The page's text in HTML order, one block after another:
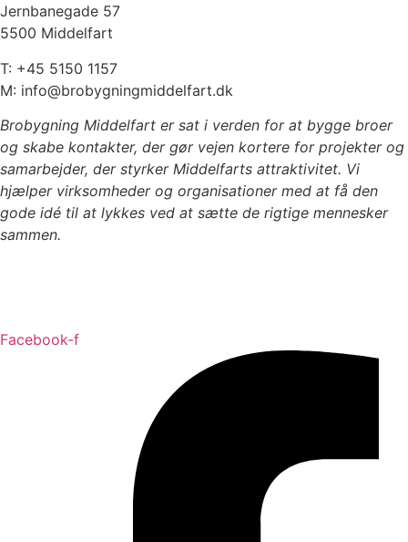
Jernbanegade 57
5500 Middelfart
T: +45 5150 1157
M: info@brobygningmiddelfart.dk
Brobygning Middelfart er sat i verden for at bygge broer
og skabe kontakter, der gør vejen kortere for projekter og
samarbejder, der styrker Middelfarts attraktivitet. Vi
hjælper virksomheder og organisationer med at få den
gode idé til at lykkes ved at sætte de rigtige mennesker
sammen.
Facebook-f